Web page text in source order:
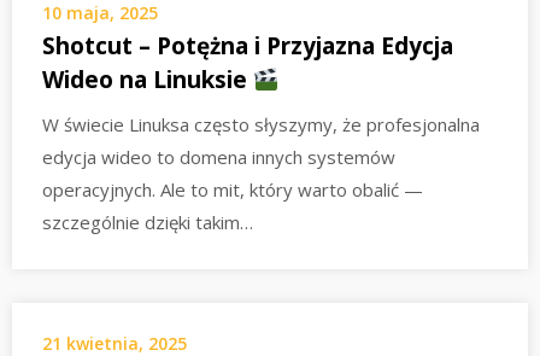
10 maja, 2025
Shotcut – Potężna i Przyjazna Edycja
Wideo na Linuksie
W świecie Linuksa często słyszymy, że profesjonalna
edycja wideo to domena innych systemów
operacyjnych. Ale to mit, który warto obalić —
szczególnie dzięki takim…
21 kwietnia, 2025